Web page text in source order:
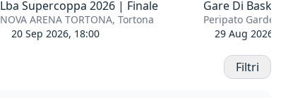
Lba Supercoppa 2026 | Finale
NOVA ARENA TORTONA, Tortona
20 Sep 2026, 18:00
Gare Di Basket
Peripato Gardens,
29 Aug 2026, 10:00
Filtri